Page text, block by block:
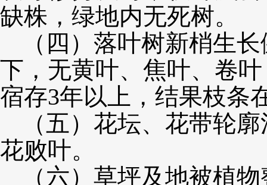
缺株，绿地内无死树。
（四） 落叶树新梢生
下，无黄叶、焦叶、卷
宿存3年以上，结果枝条
（五）花坛、花带轮
花败叶。
（六）草坪及地被植